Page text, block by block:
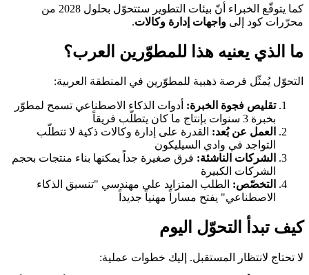
كما يتوقّع الخبراء أنّ بيئات التطوير ستتحوّل بحلول 2028 من
محرّرات كود إلى واجهات إدارة وكالات.
ما الذي يعنيه هذا للمطوّرين العرب؟
التحوّل يُمثّل فرصة ذهبية للمطوّرين في المنطقة العربية:
تقليص فجوة الخبرة:أدوات الذكاء الاصطناعي تسمح لمطوّر
بخبرة 3 سنوات بإنتاج ما كان يتطلّب فريقاً
العمل عن بُعد:القدرة على إدارة وكالات ذكية لا تتطلّب
التواجد في وادي السيليكون
الشركات الناشئة:فرق صغيرة جداً يمكنها بناء منتجات بحجم
الشركات الكبيرة
التخصّص:الطلب المتزايد على مهندسي "تنسيق الذكاء
الاصطناعي" يفتح مساراً مهنياً جديداً
كيف تبدأ التحوّل اليوم
لا تحتاج لانتظار المستقبل. إليك خطوات عملية: